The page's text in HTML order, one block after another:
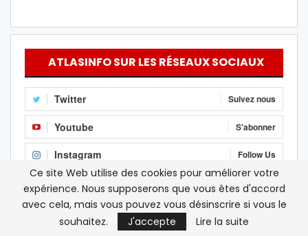
ATLASINFO SUR LES RÉSEAUX SOCIAUX
Twitter Suivez nous
Youtube S'abonner
Instagram Follow Us
Linkedin Follow us
RSS S'abonner
Ce site Web utilise des cookies pour améliorer votre
expérience. Nous supposerons que vous êtes d'accord
avec cela, mais vous pouvez vous désinscrire si vous le
souhaitez.
J'accepte Lire la suite